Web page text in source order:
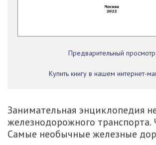
Предварительный просмотр
Купить книгу в нашем интернет-
Занимательная энциклопедия
железнодорожного транспорта.
Самые необычные железные